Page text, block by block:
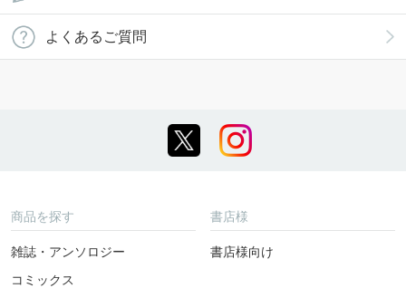
よくあるご質問
商品を探す
雑誌・アンソロジー
コミックス
書店様
書店様向け